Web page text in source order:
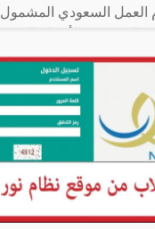
نظام العمل السعودي المشمول
للمعلمين